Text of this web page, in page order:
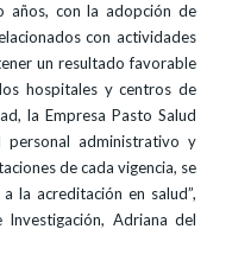
años, con la adopción de
con actividades
un resultado favorable
hospitales y centros de
la Empresa Pasto Salud
personal administrativo y
de cada vigencia, se
la acreditación en salud”,
Adriana del